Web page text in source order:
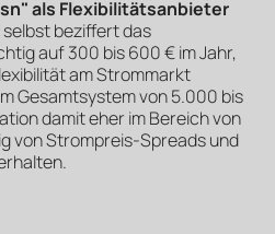
als Flexibilitätsanbieter
selbst beziffert das
auf 300 bis 600 € im Jahr,
am Strommarkt
Gesamtsystem von 5.000 bis
damit eher im Bereich von
von Strompreis-Spreads und